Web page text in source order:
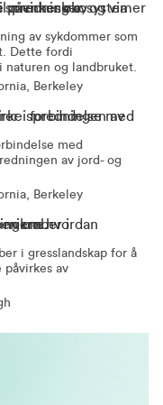
av sykdommer som
Dette fordi
naturen og landbruket.
Berkeley
med
av jord- og
Berkeley
i gresslandskap for å
påvirkes av